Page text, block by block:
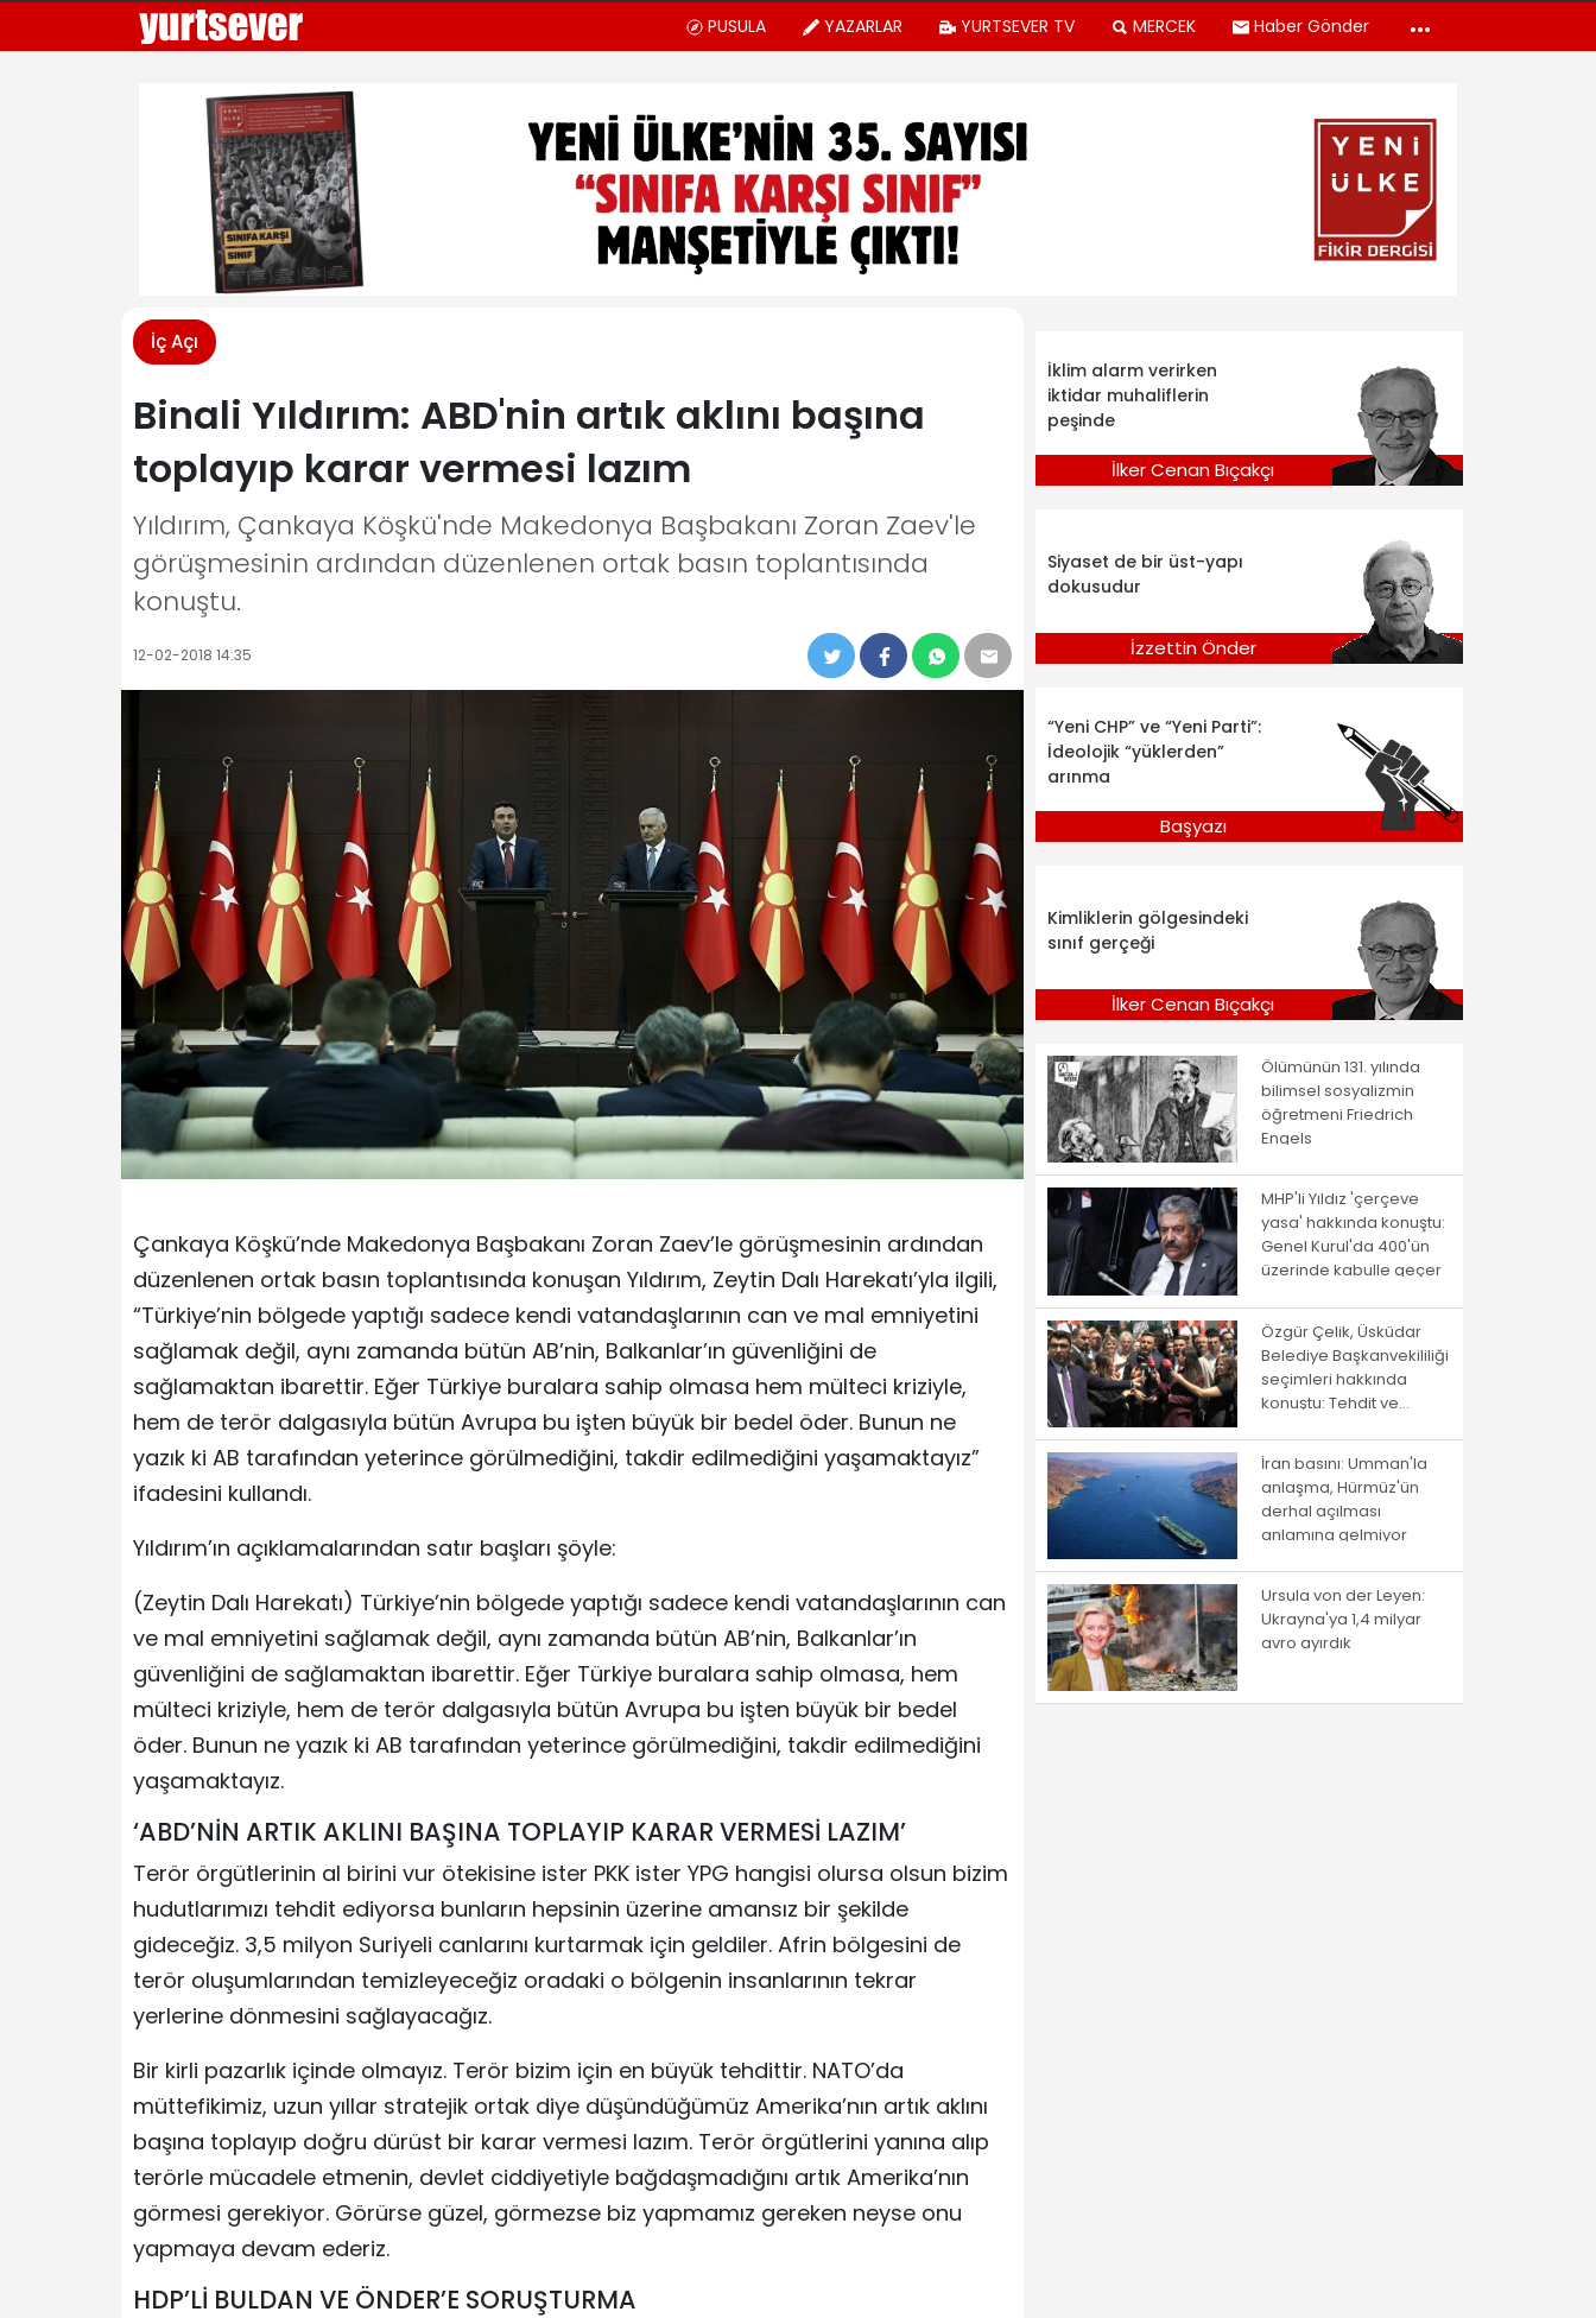
PUSULA YAZARLAR YURTSEVER TV MERCEK Haber Gönder
İç Açı
Binali Yıldırım: ABD'nin artık aklını başına
toplayıp karar vermesi lazım
Yıldırım, Çankaya Köşkü'nde Makedonya Başbakanı Zoran Zaev'le
görüşmesinin ardından düzenlenen ortak basın toplantısında
konuştu.
12-02-2018 14:35
Çankaya Köşkü’nde Makedonya Başbakanı Zoran Zaev’le görüşmesinin ardından
düzenlenen ortak basın toplantısında konuşan Yıldırım, Zeytin Dalı Harekatı’yla ilgili,
“Türkiye’nin bölgede yaptığı sadece kendi vatandaşlarının can ve mal emniyetini
sağlamak değil, aynı zamanda bütün AB’nin, Balkanlar’ın güvenliğini de
sağlamaktan ibarettir. Eğer Türkiye buralara sahip olmasa hem mülteci kriziyle,
hem de terör dalgasıyla bütün Avrupa bu işten büyük bir bedel öder. Bunun ne
yazık ki AB tarafından yeterince görülmediğini, takdir edilmediğini yaşamaktayız”
ifadesini kullandı.
Yıldırım’ın açıklamalarından satır başları şöyle:
(Zeytin Dalı Harekatı) Türkiye’nin bölgede yaptığı sadece kendi vatandaşlarının can
ve mal emniyetini sağlamak değil, aynı zamanda bütün AB’nin, Balkanlar’ın
güvenliğini de sağlamaktan ibarettir. Eğer Türkiye buralara sahip olmasa, hem
mülteci kriziyle, hem de terör dalgasıyla bütün Avrupa bu işten büyük bir bedel
öder. Bunun ne yazık ki AB tarafından yeterince görülmediğini, takdir edilmediğini
yaşamaktayız.
‘ABD’NİN ARTIK AKLINI BAŞINA TOPLAYIP KARAR VERMESİ LAZIM’
Terör örgütlerinin al birini vur ötekisine ister PKK ister YPG hangisi olursa olsun bizim
hudutlarımızı tehdit ediyorsa bunların hepsinin üzerine amansız bir şekilde
gideceğiz. 3,5 milyon Suriyeli canlarını kurtarmak için geldiler. Afrin bölgesini de
terör oluşumlarından temizleyeceğiz oradaki o bölgenin insanlarının tekrar
yerlerine dönmesini sağlayacağız.
Bir kirli pazarlık içinde olmayız. Terör bizim için en büyük tehdittir. NATO’da
müttefikimiz, uzun yıllar stratejik ortak diye düşündüğümüz Amerika’nın artık aklını
başına toplayıp doğru dürüst bir karar vermesi lazım. Terör örgütlerini yanına alıp
terörle mücadele etmenin, devlet ciddiyetiyle bağdaşmadığını artık Amerika’nın
görmesi gerekiyor. Görürse güzel, görmezse biz yapmamız gereken neyse onu
yapmaya devam ederiz.
HDP’Lİ BULDAN VE ÖNDER’E SORUŞTURMA
İklim alarm verirken
iktidar muhaliflerin
peşinde
İlker Cenan Bıçakçı
Siyaset de bir üst-yapı
dokusudur
İzzettin Önder
“Yeni CHP” ve “Yeni Parti”:
İdeolojik “yüklerden”
arınma
Başyazı
Kimliklerin gölgesindeki
sınıf gerçeği
İlker Cenan Bıçakçı
Ölümünün 131. yılında
bilimsel sosyalizmin
öğretmeni Friedrich
Engels
MHP'li Yıldız 'çerçeve
yasa' hakkında konuştu:
Genel Kurul'da 400'ün
üzerinde kabulle geçer
Özgür Çelik, Üsküdar
Belediye Başkanvekililiği
seçimleri hakkında
konuştu: Tehdit ve
çalıştılar
İran basını: Umman'la
anlaşma, Hürmüz'ün
derhal açılması
anlamına gelmiyor
Ursula von der Leyen:
Ukrayna'ya 1,4 milyar
avro ayırdık